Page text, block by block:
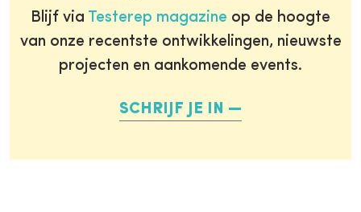
Blijf via Testerep magazine op de hoogte
van onze recentste ontwikkelingen, nieuwste
projecten en aankomende events.
SCHRIJF JE IN